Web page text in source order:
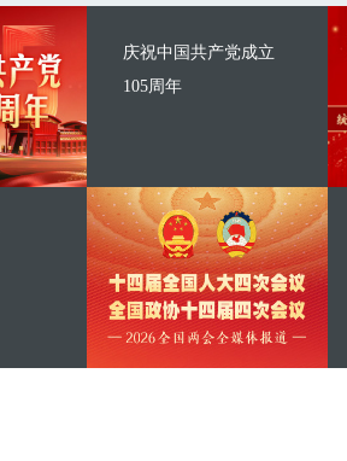
庆祝中国共产党成立
105周年